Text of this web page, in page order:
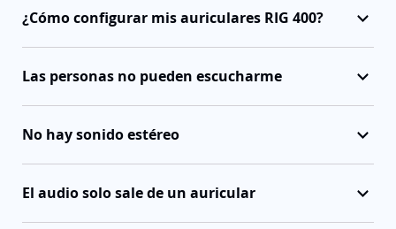
¿Cómo configurar mis auriculares RIG 400?
Las personas no pueden escucharme
No hay sonido estéreo
El audio solo sale de un auricular